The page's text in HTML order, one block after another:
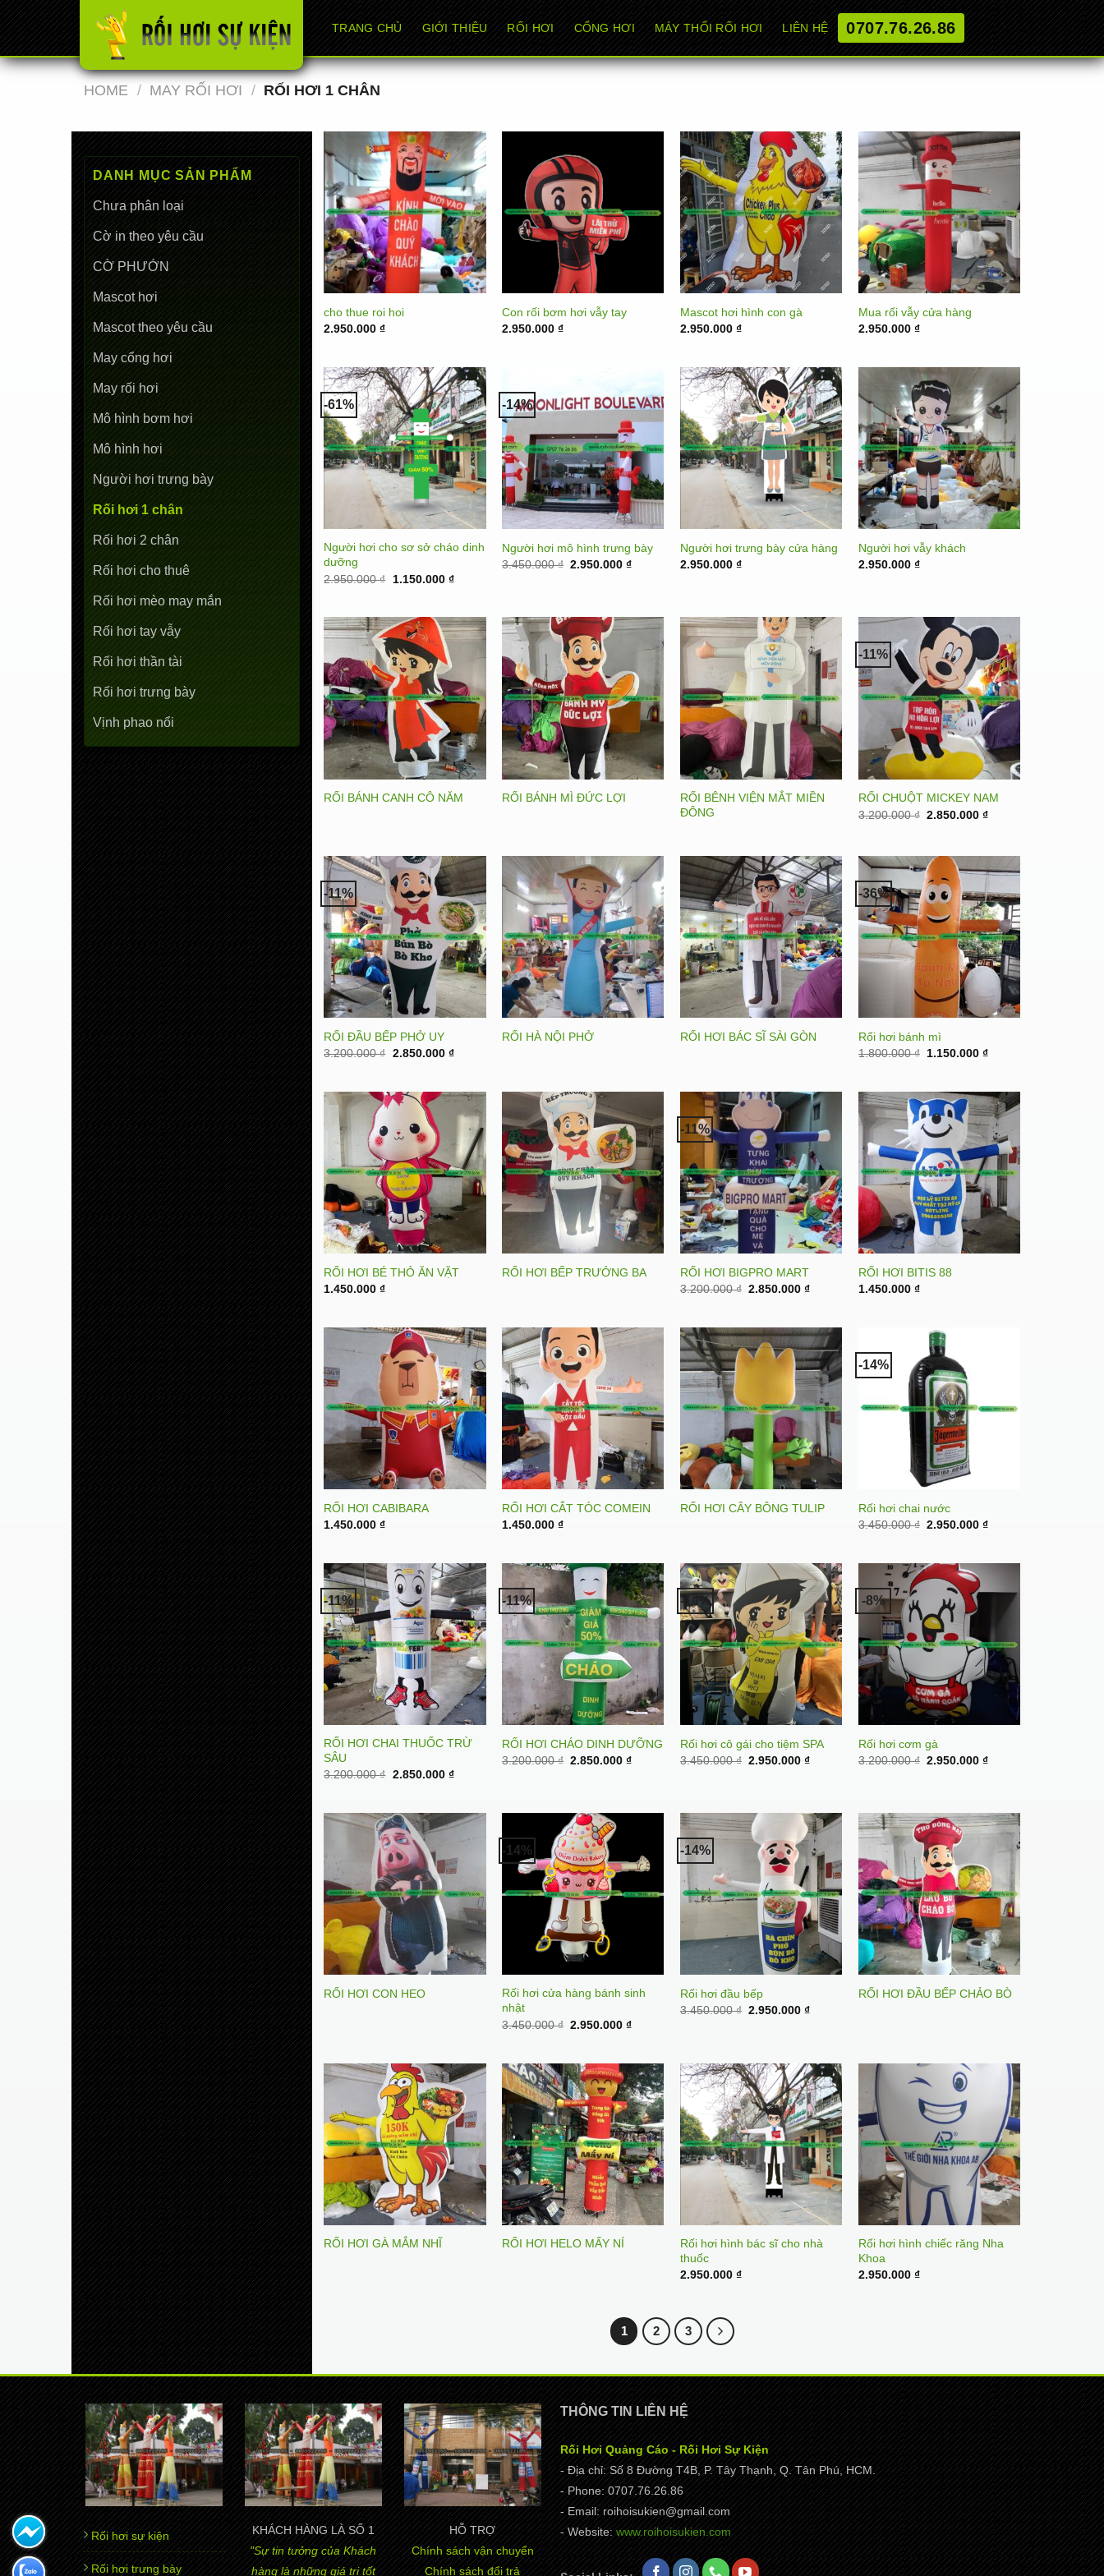
Chuyển
đến
nội
dung
TRANG CHỦ GIỚI THIỆU RỐI HƠI CỔNG HƠI MÁY THỔI RỐI HƠI LIÊN HỆ 0707.76.26.86
HOME / MAY RỐI HƠI / RỐI HƠI 1 CHÂN
DANH MỤC SẢN PHẨM
Chưa phân loại
Cờ in theo yêu cầu
CỜ PHƯỚN
Mascot hơi
Mascot theo yêu cầu
May cổng hơi
May rối hơi
Mô hình bơm hơi
Mô hình hơi
Người hơi trưng bày
Rối hơi 1 chân
Rối hơi 2 chân
Rối hơi cho thuê
Rối hơi mèo may mắn
Rối hơi tay vẫy
Rối hơi thần tài
Rối hơi trưng bày
Vịnh phao nổi
cho thue roi hoi
2.950.000₫
Con rối bơm hơi vẫy tay
2.950.000₫
Mascot hơi hình con gà
2.950.000₫
Mua rối vẫy cửa hàng
2.950.000 ₫
-61%
Người hơi cho sơ sở cháo dinh
dưỡng
2.950.000₫
Original
1.150.000 ₫Current
-14%
Người hơi mô hình trưng bày
3.450.000₫ Original
2.950.000₫Current
Người hơi trưng bày cửa hàng
2.950.000₫
Người hơi vẫy khách
2.950.000 ₫
RỐI BÁNH CANH CÔ NĂM RỐI BÁNH MÌ ĐỨC LỢI
RỐI BÊNH VIỆN MẮT MIỀN
ĐÔNG
-11%
RỐI CHUỘT MICKEY NAM
3.200.000₫ Original
2.850.000₫Current
-11%
RỐI ĐẦU BẾP PHỞ UY
3.200.000₫ Original
2.850.000 ₫Current
RỐI HÀ NỘI PHỞ RỐI HƠI BÁC SĨ SÀI GÒN
-36%
Rối hơi bánh mì
1.800.000₫ Original
1.150.000₫Current
RỐI HƠI BÉ THỎ ĂN VẶT
1.450.000₫
RỐI HƠI BẾP TRƯỞNG BA
-11%
RỐI HƠI BIGPRO MART
3.200.000₫ Original
2.850.000₫Current
RỐI HƠI BITIS 88
1.450.000 ₫
RỐI HƠI CABIBARA
1.450.000₫
RỐI HƠI CẮT TÓC COMEIN
1.450.000₫
RỐI HƠI CÂY BÔNG TULIP
-14%
Rối hơi chai nước
3.450.000₫ Original
2.950.000₫Current
-11%
RỐI HƠI CHAI THUỐC TRỪ
SÂU
3.200.000₫ Original
2.850.000 ₫Current
-11%
RỐI HƠI CHÁO DINH DƯỠNG
3.200.000₫ Original
2.850.000₫Current
-14%
Rối hơi cô gái cho tiệm SPA
3.450.000₫ Original
2.950.000₫Current
-8%
Rối hơi cơm gà
3.200.000₫ Original
2.950.000₫Current
RỐI HƠI CON HEO
-14%
Rối hơi cửa hàng bánh sinh
nhật
3.450.000₫ Original
2.950.000₫Current
-14%
Rối hơi đầu bếp
3.450.000₫ Original
2.950.000₫Current
RỐI HƠI ĐẦU BẾP CHẢO BÒ
RỐI HƠI GÀ MẮM NHĨ RỐI HƠI HELO MẤY NÍ
Rối hơi hình bác sĩ cho nhà
thuốc
2.950.000₫
Rối hơi hình chiếc răng Nha
Khoa
2.950.000 ₫
1 2 3
Rối hơi sự kiện
Rối hơi trưng bày
KHÁCH HÀNG LÀ SỐ 1
"Sự tin tưởng của Khách
hàng là những giá trị tốt
HỖ TRỢ
Chính sách vận chuyển
Chính sách đổi trả
THÔNG TIN LIÊN HỆ
Rối Hơi Quảng Cáo - Rối Hơi Sự Kiện
- Địa chỉ: Số 8 Đường T4B, P. Tây Thạnh, Q. Tân Phú, HCM.
- Phone: 0707.76.26.86
- Email: roihoisukien@gmail.com
- Website: www.roihoisukien.com